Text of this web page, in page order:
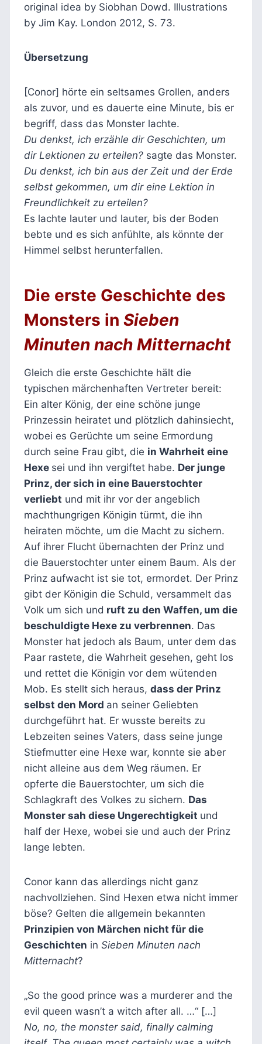
original idea by Siobhan Dowd. Illustrations
by Jim Kay. London 2012, S. 73.
Übersetzung
[Conor] hörte ein seltsames Grollen, anders
als zuvor, und es dauerte eine Minute, bis er
begriff, dass das Monster lachte.
Du denkst, ich erzähle dir Geschichten, um
dir Lektionen zu erteilen?sagte das Monster.
Du denkst, ich bin aus der Zeit und der Erde
selbst gekommen, um dir eine Lektion in
Freundlichkeit zu erteilen?
Es lachte lauter und lauter, bis der Boden
bebte und es sich anfühlte, als könnte der
Himmel selbst herunterfallen.
Die erste Geschichte des
Monsters in Sieben
Minuten nach Mitternacht
Gleich die erste Geschichte hält die
typischen märchenhaften Vertreter bereit:
Ein alter König, der eine schöne junge
Prinzessin heiratet und plötzlich dahinsiecht,
wobei es Gerüchte um seine Ermordung
durch seine Frau gibt, die in Wahrheit eine
Hexe sei und ihn vergiftet habe. Der junge
Prinz, der sich in eine Bauerstochter
verliebt und mit ihr vor der angeblich
machthungrigen Königin türmt, die ihn
heiraten möchte, um die Macht zu sichern.
Auf ihrer Flucht übernachten der Prinz und
die Bauerstochter unter einem Baum. Als der
Prinz aufwacht ist sie tot, ermordet. Der Prinz
gibt der Königin die Schuld, versammelt das
Volk um sich und ruft zu den Waffen, um die
beschuldigte Hexe zu verbrennen. Das
Monster hat jedoch als Baum, unter dem das
Paar rastete, die Wahrheit gesehen, geht los
und rettet die Königin vor dem wütenden
Mob. Es stellt sich heraus, dass der Prinz
selbst den Mord an seiner Geliebten
durchgeführt hat. Er wusste bereits zu
Lebzeiten seines Vaters, dass seine junge
Stiefmutter eine Hexe war, konnte sie aber
nicht alleine aus dem Weg räumen. Er
opferte die Bauerstochter, um sich die
Schlagkraft des Volkes zu sichern. Das
Monster sah diese Ungerechtigkeit und
half der Hexe, wobei sie und auch der Prinz
lange lebten.
Conor kann das allerdings nicht ganz
nachvollziehen. Sind Hexen etwa nicht immer
böse? Gelten die allgemein bekannten
Prinzipien von Märchen nicht für die
Geschichten in Sieben Minuten nach
Mitternacht?
„So the good prince was a murderer and the
evil queen wasn’t a witch after all. …“ […]
No, no, the monster said, finally calming